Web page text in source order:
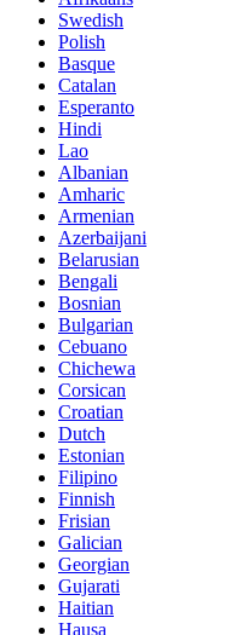
Swedish
Polish
Basque
Catalan
Esperanto
Hindi
Lao
Albanian
Amharic
Armenian
Azerbaijani
Belarusian
Bengali
Bosnian
Bulgarian
Cebuano
Chichewa
Corsican
Croatian
Dutch
Estonian
Filipino
Finnish
Frisian
Galician
Georgian
Gujarati
Haitian
Hausa